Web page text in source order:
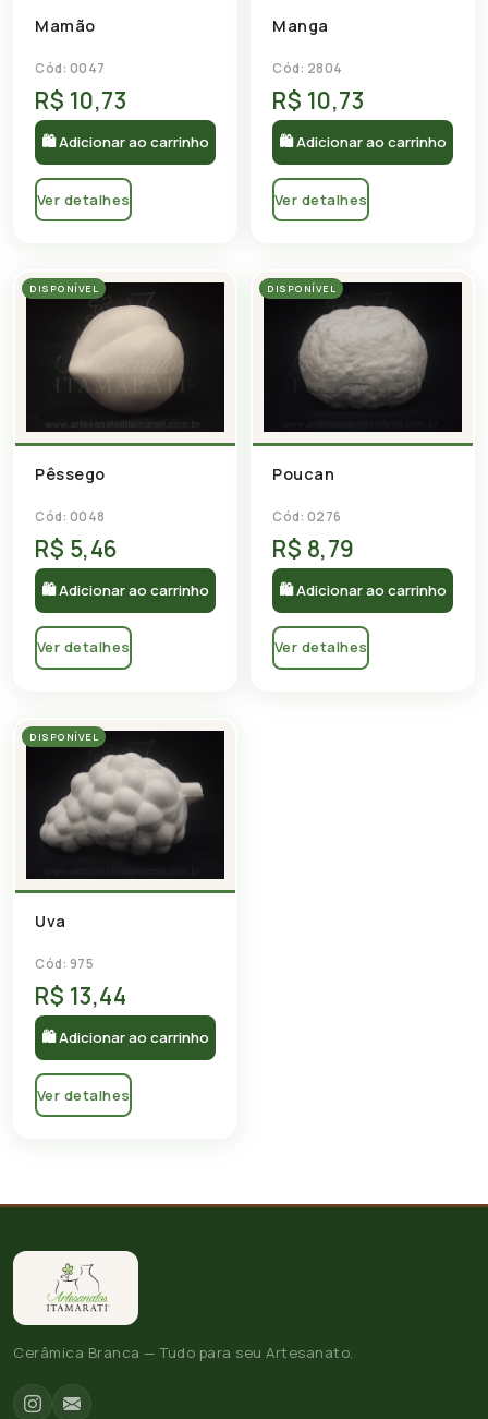
Mamão
Cód: 0047
R$ 10,73
🛍 Adicionar ao carrinho
Ver detalhes
Manga
Cód: 2804
R$ 10,73
🛍 Adicionar ao carrinho
Ver detalhes
DISPONÍVEL
Pêssego
Cód: 0048
R$ 5,46
🛍 Adicionar ao carrinho
Ver detalhes
DISPONÍVEL
Poucan
Cód: 0276
R$ 8,79
🛍 Adicionar ao carrinho
Ver detalhes
DISPONÍVEL
Uva
Cód: 975
R$ 13,44
🛍 Adicionar ao carrinho
Ver detalhes
Cerâmica Branca — Tudo para seu Artesanato.